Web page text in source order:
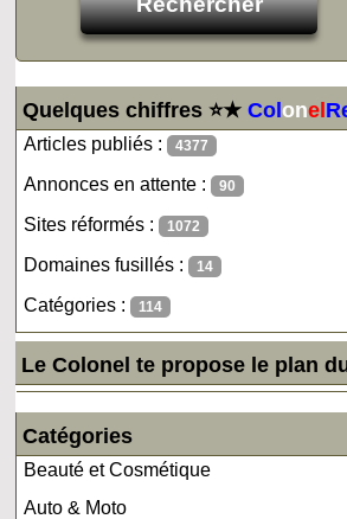
Quelques chiffres ⭐★Colonel
Articles publiés : 4377
Annonces en attente : 90
Sites réformés : 1072
Domaines fusillés : 14
Catégories : 114
Le Colonel te propose le plan
Catégories
Beauté et Cosmétique
Auto & Moto